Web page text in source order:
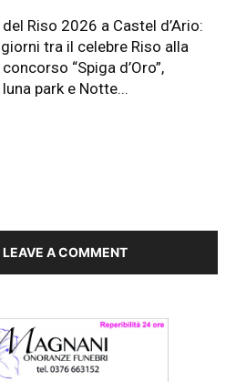
Riso 2026 a Castel d’Ario:
tra il celebre Riso alla
“Spiga d’Oro”,
park e Notte...
LEAVE A COMMENT